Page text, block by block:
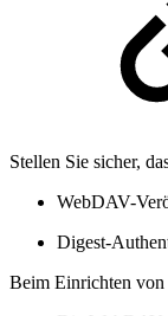
Stellen Sie sicher,
WebDAV-
Digest-
Beim Einrichten von